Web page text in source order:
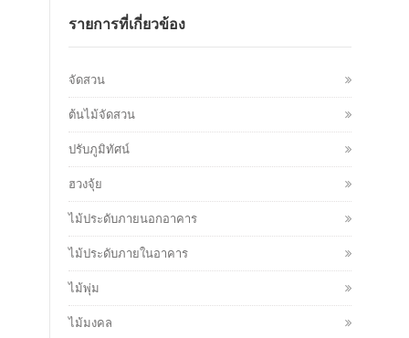
รายการที่เกี่ยวข้อง
จัดสวน
ต้นไม้จัดสวน
ปรับภูมิทัศน์
ฮวงจุ้ย
ไม้ประดับภายนอกอาคาร
ไม้ประดับภายในอาคาร
ไม้พุ่ม
ไม้มงคล